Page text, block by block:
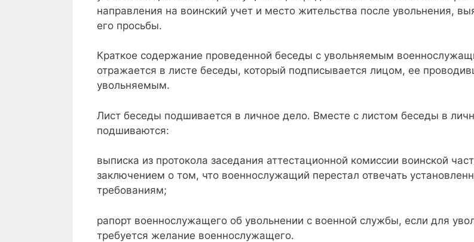
направления на воинский учет и место жительства после увольнения,
его просьбы.
Краткое содержание проведенной беседы с увольняемым
отражается в листе беседы, который подписывается лицом, ее
увольняемым.
Лист беседы подшивается в личное дело. Вместе с листом беседы в
подшиваются:
выписка из протокола заседания аттестационной комиссии воинской
заключением о том, что военнослужащий перестал отвечать
требованиям;
рапорт военнослужащего об увольнении с военной службы, если для
требуется желание военнослужащего.